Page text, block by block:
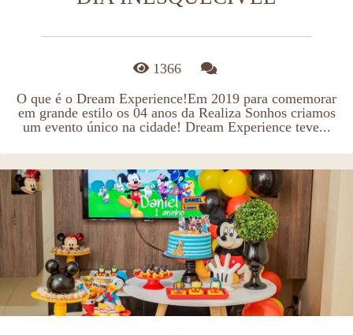
1366
O que é o Dream Experience!Em 2019 para comemorar
em grande estilo os 04 anos da Realiza Sonhos criamos
um evento único na cidade! Dream Experience teve...